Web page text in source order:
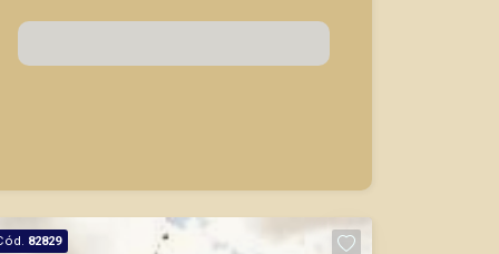
Marcos Antonio Ferreira
82829